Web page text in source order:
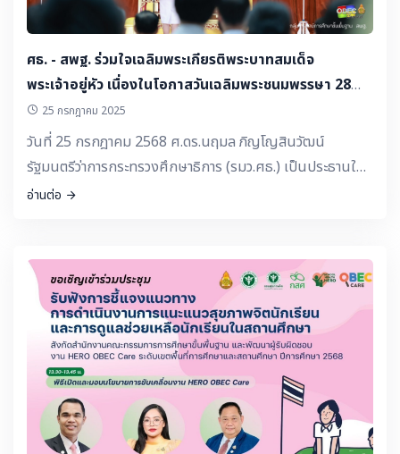
ศธ. - สพฐ. ร่วมใจเฉลิมพระเกียรติพระบาทสมเด็จ
พระเจ้าอยู่หัว เนื่องในโอกาสวันเฉลิมพระชนมพรรษา 28
กรกฎาคม 2568
25 กรกฎาคม 2025
วันที่ 25 กรกฎาคม 2568 ศ.ดร.นฤมล ภิญโญสินวัฒน์
รัฐมนตรีว่าการกระทรวงศึกษาธิการ (รมว.ศธ.) เป็นประธานใน
พิธี พร้อมด้วย ผศ.ดร.ลิณธิภรณ์ วริณวัชรโรจน์ และนายเทวัญ
บริหาร ข้าราชการ และเจ้าหน้าที่ สังกัดกระทรวงศึกษาธิการ จัด
กิจกรรมเฉลิมพระเกียรติพระบาทสมเด็จพระเจ้าอยู่หัว เนื่องใน
โอกาสพระราชพิธีมหามงคลเฉลิมพระชนมพรรษา 28
กรกฎาคม 2568 โดยมีผู้บริหารของสำนักงานคณะกรรมการ
การศึกษาขั้นพื้นฐาน (สพฐ.) เข้าร่วมพิธี ได้แก่ ว่าที่ร้อยตรี ธนุ
วงษ์จินดา เลขาธิการคณะกรรมการการศึกษาขั้นพื้นฐาน นาง
เกศทิพย์ ศุภวานิช รองเลขาธิการ กพฐ. นายพัฒนะ พัฒนทวีดล
รองเลขาธิการ กพฐ. นายภูธร จันทะหงษ์ ปุณยจรัสธำรง นาง
อ่านต่อ